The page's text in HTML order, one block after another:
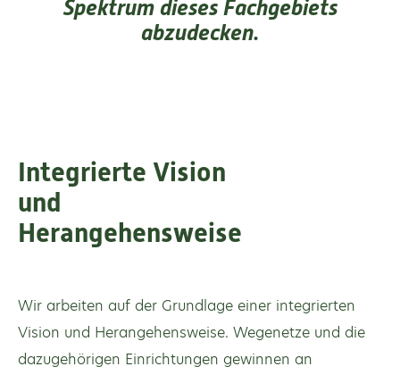
Spektrum dieses Fachgebiets
abzudecken.
Integrierte Vision
und
Herangehensweise
Wir arbeiten auf der Grundlage einer integrierten
Vision und Herangehensweise. Wegenetze und die
dazugehörigen Einrichtungen gewinnen an